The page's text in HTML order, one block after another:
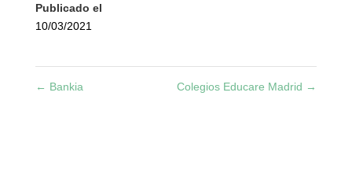
Publicado el
10/03/2021
← Bankia Colegios Educare Madrid →